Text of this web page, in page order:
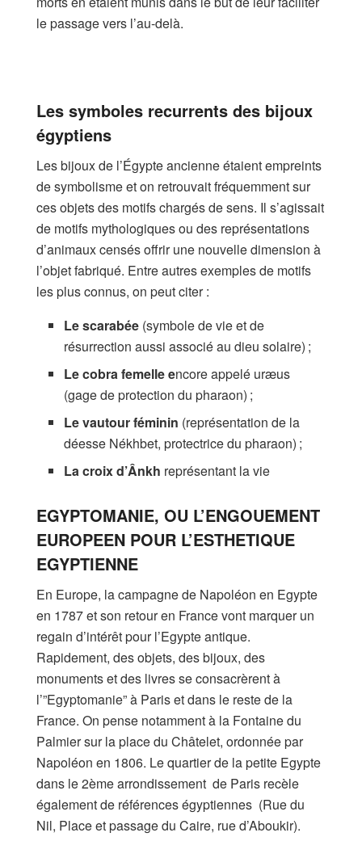
le passage vers l’au-delà.
Les symboles recurrents des bijoux
égyptiens
Les bijoux de l’Égypte ancienne étaient empreints
de symbolisme et on retrouvait fréquemment sur
ces objets des motifs chargés de sens. Il s’agissait
de motifs mythologiques ou des représentations
d’animaux censés offrir une nouvelle dimension à
l’objet fabriqué. Entre autres exemples de motifs
les plus connus, on peut citer :
Le scarabée (symbole de vie et de
résurrection aussi associé au dieu solaire) ;
Le cobra femelle encore appelé uræus
(gage de protection du pharaon) ;
Le vautour féminin (représentation de la
déesse Nékhbet, protectrice du pharaon) ;
La croix d’Ânkh représentant la vie
EGYPTOMANIE, OU L’ENGOUEMENT
EUROPEEN POUR L’ESTHETIQUE
EGYPTIENNE
En Europe, la campagne de Napoléon en Egypte
en 1787 et son retour en France vont marquer un
regain d’intérêt pour l’Egypte antique.
Rapidement, des objets, des bijoux, des
monuments et des livres se consacrèrent à
l’”Egyptomanie” à Paris et dans le reste de la
France. On pense notamment à la Fontaine du
Palmier sur la place du Châtelet, ordonnée par
Napoléon en 1806. Le quartier de la petite Egypte
dans le 2ème arrondissement de Paris recèle
également de références égyptiennes (Rue du
Nil, Place et passage du Caire, rue d’Aboukir).